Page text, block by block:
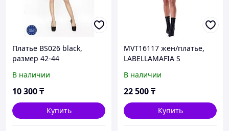
Платье BS026 black,
размер 42-44
В наличии
10 300₸
Купить
MVT16117 жен/платье,
LABELLAMAFIA S
В наличии
22 500₸
Купить